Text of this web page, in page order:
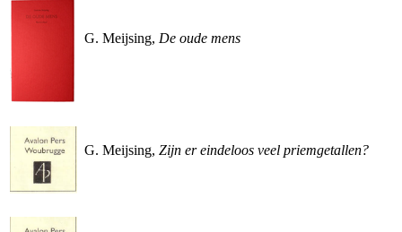
G. Meijsing, De oude mens
G. Meijsing, Zijn er eindeloos veel priemgetallen?